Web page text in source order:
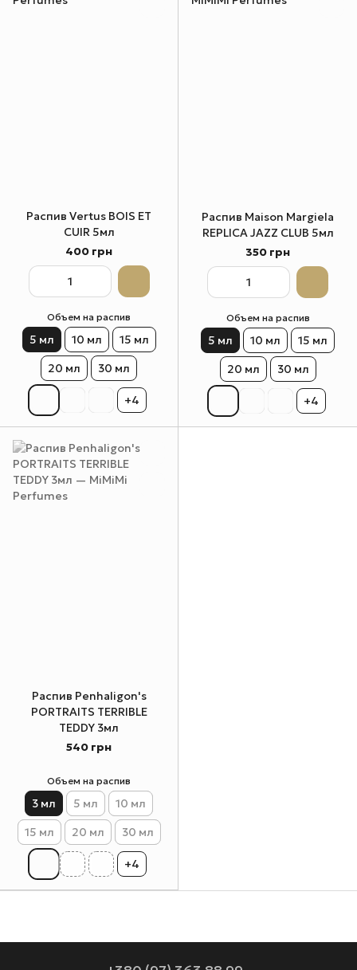
Распив Vertus BOIS ET
CUIR 5мл
400 грн
Объем на распив
5 мл 10 мл
15 мл
20 мл
30 мл
+4
Распив Maison Margiela
REPLICA JAZZ CLUB 5мл
350 грн
Объем на распив
5 мл 10 мл
15 мл
20 мл
30 мл
+4
Распив Penhaligon's
PORTRAITS TERRIBLE
TEDDY 3мл
540 грн
Объем на распив
3 мл 5 мл
10 мл
15 мл
20 мл 30 мл
+4